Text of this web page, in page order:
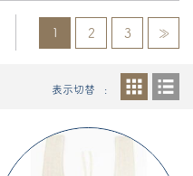
1 2 3 ≫
表示切替